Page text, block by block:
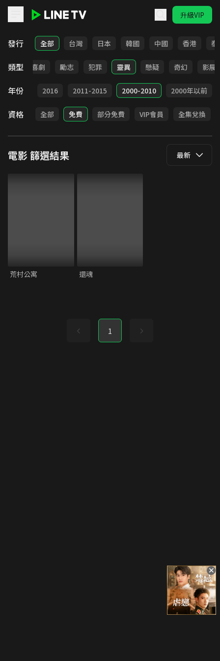
升級VIP
LINE TV - 電影
發行 全部 台灣 日本 韓國 中國 香港 泰
類型
歷史 喜劇 勵志 犯罪 靈異 懸疑 奇幻 影展
年份
2017 2016 2011-2015 2000-2010 2000年以前
資格 全部 免費 部分免費 VIP會員 全集兌換
電影篩選結果 最新
荒村公寓 還魂
1